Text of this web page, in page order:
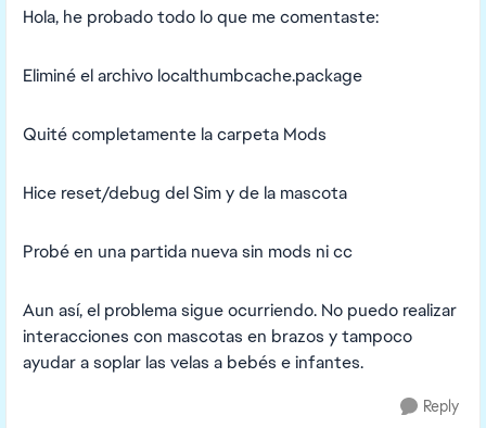
Hola, he probado todo lo que me comentaste:
Eliminé el archivo localthumbcache.package
Quité completamente la carpeta Mods
Hice reset/debug del Sim y de la mascota
Probé en una partida nueva sin mods ni cc
Aun así, el problema sigue ocurriendo. No puedo realizar
interacciones con mascotas en brazos y tampoco
ayudar a soplar las velas a bebés e infantes.
Reply